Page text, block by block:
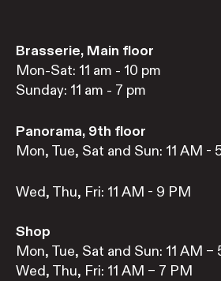
Brasserie, Main floor
Mon-Sat: 11 am - 10 pm
Sunday: 11 am - 7 pm
Panorama, 9th floor
Mon, Tue, Sat and Sun: 11 AM -
Wed, Thu, Fri: 11 AM - 9 PM
Shop
Mon, Tue, Sat and Sun: 11 AM –
Wed, Thu, Fri: 11 AM – 7 PM